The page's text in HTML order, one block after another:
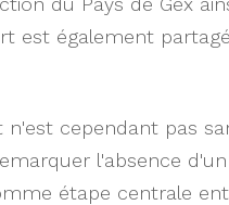
est également
n'est cependant pas
l'absence
étape centrale